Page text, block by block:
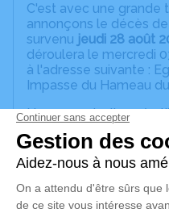
C'est avec une grande
annonçons le décès de
survenu jeudi 28 août
déroulera le mercredi
à l'adresse suivante :
Impasse du Hameau
Nous vous invitons à
laisser vos
souvenirs, une
à travers des poèmes
est un lieu
mémoire de Contance